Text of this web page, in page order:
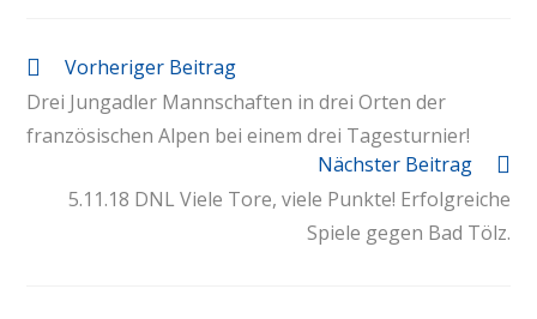
Vorheriger Beitrag
Drei Jungadler Mannschaften in drei Orten der
französischen Alpen bei einem drei Tagesturnier!
Nächster Beitrag
5.11.18 DNL Viele Tore, viele Punkte! Erfolgreiche
Spiele gegen Bad Tölz.